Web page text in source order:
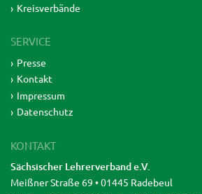
Kreisverbände
SERVICE
Presse
Kontakt
Impressum
Datenschutz
KONTAKT
Sächsischer Lehrerverband e.V.
Meißner Straße 69 • 01445 Radebeul